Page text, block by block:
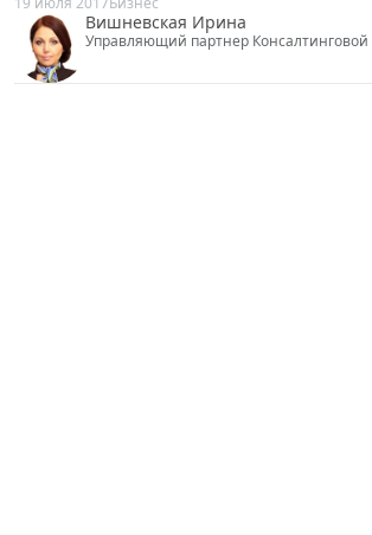
Вишневская Ирина
Управляющий партнер